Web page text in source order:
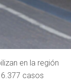
en la región
casos